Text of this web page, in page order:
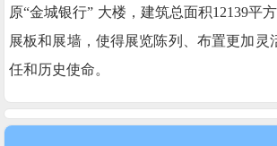
原“金城银行” 大楼，建筑总面积12139平
展板和展墙，使得展览陈列、布置更加
任和历史使命。